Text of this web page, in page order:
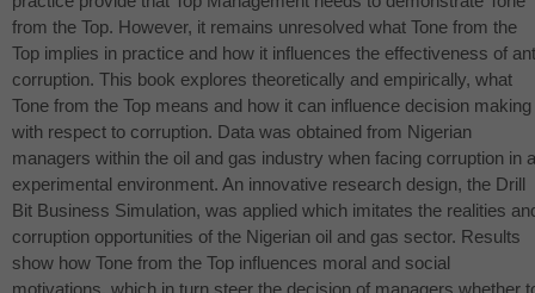
from the Top. However, it remains unresolved what Tone from the
Top implies in practice and how it influences the effectiveness of
corruption. This book explores theoretically and empirically, what
Tone from the Top means and how it can influence decision making
with respect to corruption. Data was obtained from Nigerian
managers within the oil and gas industry when facing corruption in
experimental environment. An innovative research design, the Drill
Bit Business Simulation, was applied which imitates the realities
corruption opportunities of the Nigerian oil and gas sector. Results
show how Tone from the Top influences moral and social